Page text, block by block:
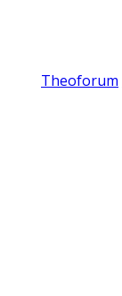
Theoforum